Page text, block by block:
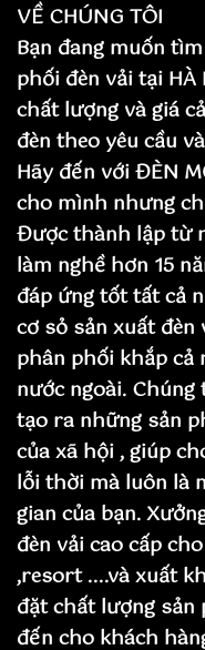
VỀ CHÚNG TÔI
Bạn đang muốn
phối đèn vải tại HÀ
chất lượng và giá
đèn theo yêu cầu
Hãy đến với ĐÈN
cho mình nhưng
Được thành lập từ
làm nghề hơn 15
đáp ứng tốt tất cả
cơ sỏ sản xuất
phân phối khắp
nước ngoài.
tạo ra những sản
của xã hội , giúp
lỗi thời mà luôn là
gian của bạn.
đèn vải cao cấp
,resort ....và xuất
đặt chất lượng sản
đến cho khách